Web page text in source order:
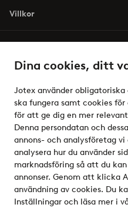
Dina cookies, ditt
Jotex använder
ska fungera samt cookies
för att ge dig en mer
Denna persondatan och
annons- och analysföretag
analysera hur du använder
marknadsföring så att du
annonser. Genom att klicka
användning av cookies. Du
Inställningar och läsa mer i
Villkor
Säkra betalningar -
Vill du veta mer om
elpy